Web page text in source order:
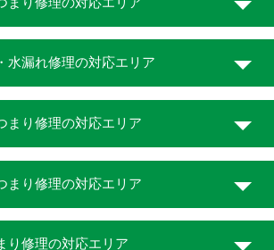
水漏れ修理の対応エリア
まり修理の対応エリア
まり修理の対応エリア
り修理の対応エリア